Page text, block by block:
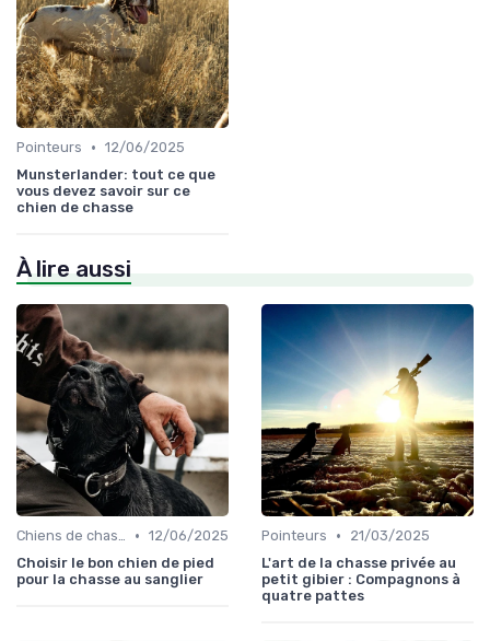
Pointeurs • 12/06/2025
Munsterlander: tout ce que
vous devez savoir sur ce
chien de chasse
À lire aussi
Chiens de chasse au sanglier • 12/06/2025
Choisir le bon chien de pied
pour la chasse au sanglier
Pointeurs •
21/03/2025
L'art de la chasse privée au
petit gibier : Compagnons à
quatre pattes